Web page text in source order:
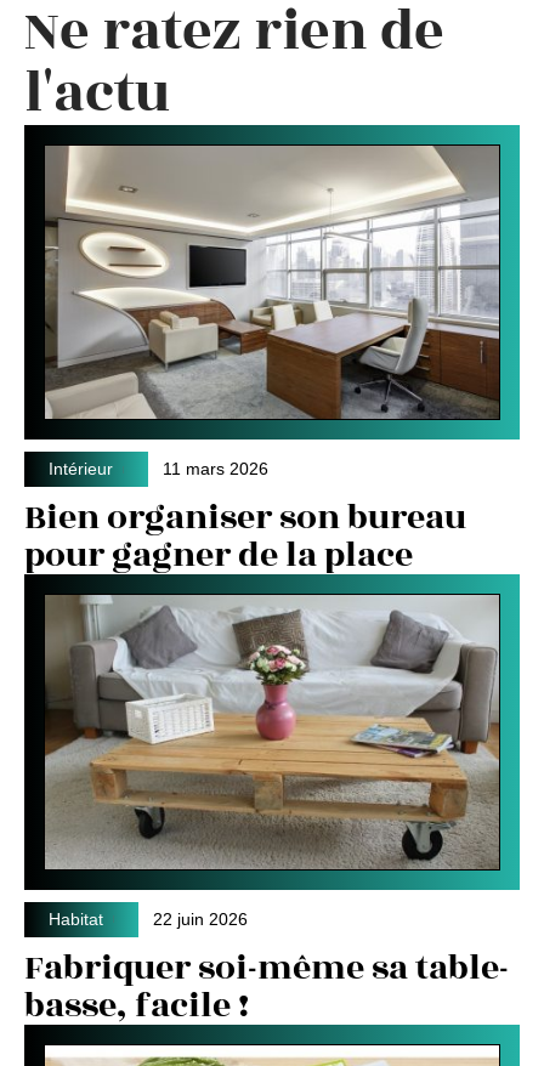
Ne ratez rien de
l'actu
Intérieur 11 mars 2026
Bien organiser son bureau
pour gagner de la place
Habitat 22 juin 2026
Fabriquer soi-même sa table-
basse, facile !